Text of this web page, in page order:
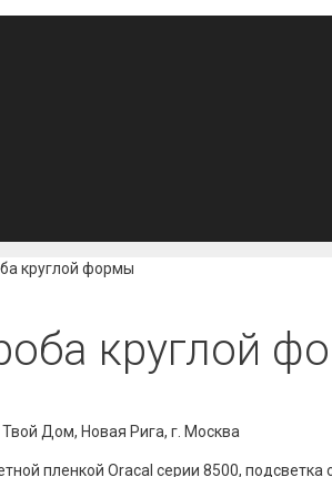
круглой формы
круглой
Дом, Новая Рига, г. Москва
пленкой Oracal серии 8500,